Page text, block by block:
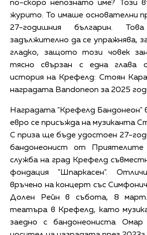
по-скоро непознато име? Този
журито. То имаше основателни
27-годишния българин.
задължително да се упражнява,
гладко, защото този човек
тясно свързан с една глава
история на Крефелд: Стоян
наградата Bandoneon за 2025
Наградата "Крефелд Бандонеон"
евро се присъжда на музиканта
С приза ще бъде удостоен 27-
бандонеонист от Приятелите
служба на град Крефелд
фондация "Шпаркасен".
връчено на концерт със
Долен Рейн в събота, 8
театъра в Крефелд, като
заедно с бандонеониста